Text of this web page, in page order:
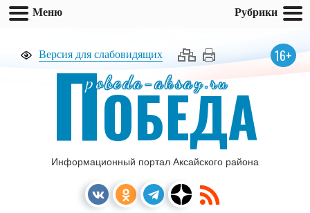
Версия для слабовидящих 16+
pobeda-aksay.ru
ПОБЕДА
Информационный портал Аксайского района
Меню Рубрики